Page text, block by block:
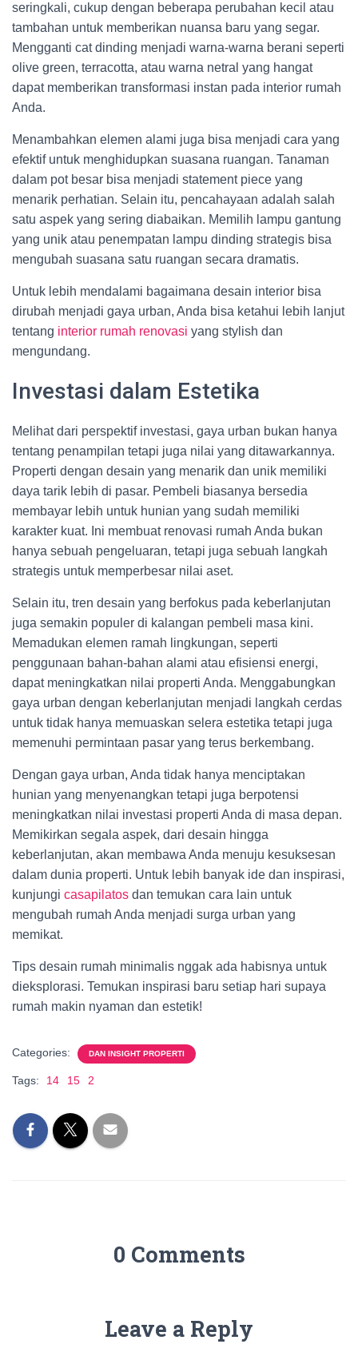
seringkali, cukup dengan beberapa perubahan kecil atau
tambahan untuk memberikan nuansa baru yang segar.
Mengganti cat dinding menjadi warna-warna berani seperti
olive green, terracotta, atau warna netral yang hangat
dapat memberikan transformasi instan pada interior rumah
Anda.
Menambahkan elemen alami juga bisa menjadi cara yang
efektif untuk menghidupkan suasana ruangan. Tanaman
dalam pot besar bisa menjadi statement piece yang
menarik perhatian. Selain itu, pencahayaan adalah salah
satu aspek yang sering diabaikan. Memilih lampu gantung
yang unik atau penempatan lampu dinding strategis bisa
mengubah suasana satu ruangan secara dramatis.
Untuk lebih mendalami bagaimana desain interior bisa
dirubah menjadi gaya urban, Anda bisa ketahui lebih lanjut
tentang interior rumah renovasi yang stylish dan
mengundang.
Investasi dalam Estetika
Melihat dari perspektif investasi, gaya urban bukan hanya
tentang penampilan tetapi juga nilai yang ditawarkannya.
Properti dengan desain yang menarik dan unik memiliki
daya tarik lebih di pasar. Pembeli biasanya bersedia
membayar lebih untuk hunian yang sudah memiliki
karakter kuat. Ini membuat renovasi rumah Anda bukan
hanya sebuah pengeluaran, tetapi juga sebuah langkah
strategis untuk memperbesar nilai aset.
Selain itu, tren desain yang berfokus pada keberlanjutan
juga semakin populer di kalangan pembeli masa kini.
Memadukan elemen ramah lingkungan, seperti
penggunaan bahan-bahan alami atau efisiensi energi,
dapat meningkatkan nilai properti Anda. Menggabungkan
gaya urban dengan keberlanjutan menjadi langkah cerdas
untuk tidak hanya memuaskan selera estetika tetapi juga
memenuhi permintaan pasar yang terus berkembang.
Dengan gaya urban, Anda tidak hanya menciptakan
hunian yang menyenangkan tetapi juga berpotensi
meningkatkan nilai investasi properti Anda di masa depan.
Memikirkan segala aspek, dari desain hingga
keberlanjutan, akan membawa Anda menuju kesuksesan
dalam dunia properti. Untuk lebih banyak ide dan inspirasi,
kunjungi casapilatos dan temukan cara lain untuk
mengubah rumah Anda menjadi surga urban yang
memikat.
Tips desain rumah minimalis nggak ada habisnya untuk
dieksplorasi. Temukan inspirasi baru setiap hari supaya
rumah makin nyaman dan estetik!
Categories: DAN INSIGHT PROPERTI
Tags: 14 15 2
0 Comments
Leave a Reply